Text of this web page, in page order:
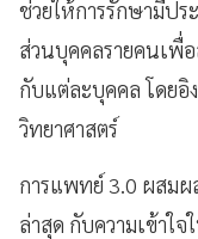
ช่วยให้การรักษามีป
ส่วนบุคคลรายคนเพื่
กับแต่ละบุคคล โดยอิ
วิทยาศาสตร์
การแพทย์ 3.0 ผสมผ
ล่าสุด กับความเข้าใจ